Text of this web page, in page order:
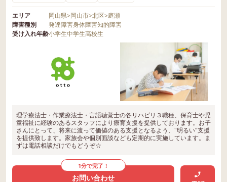
エリア 岡山県>岡山市>北区>庭瀬
障害種別
発達障害身体障害知的障害
受け入れ年齢小学生中学生高校生
理学療法士・作業療法士・言語聴覚士の各リハビリ３職種、保育士や児
童福祉に経験のあるスタッフにより療育支援を提供しております。お子
さんにとって、将来に渡って価値のある支援となるよう、"明るい"支援
を提供致します。家族会や個別面談なども定期的に実施しています。ま
ずは電話相談だけでもどうぞ☆
1分で完了！
お問い合わせ